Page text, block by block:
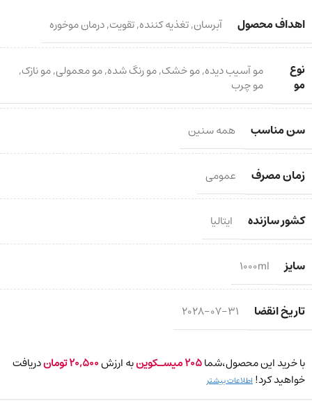
اهداف محصول آبرسان,تغذیه کننده,تقویت,درمان موخوره
نوع
مو
مو آسیب دیده,مو خشک,مو رنگ شده,مو معمولی,مو نازک,
مو چرب
سن مناسب همه سنین
زمان مصرف عمومی
کشور سازنده ایتالیا
سایز 1000ml
تاریخ انقضا 2028-07-31
با خرید این محصول،شما205میسـکوینبه ارزش20,500توماندریافت
خواهید کرد! اطلاعات بیشتر